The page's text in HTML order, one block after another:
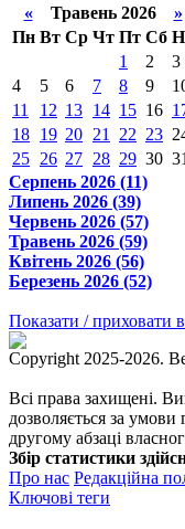
«Травень 2026 »
Пн Вт Ср Чт Пт Сб
1
2
3
4
5 6 7 8 9
11
12 13 14 15 16
18 19 20 21 22 23
25 26 27 28 29 30 31
Серпень 2026 (11)
Липень 2026 (39)
Червень 2026 (57)
Травень 2026 (59)
Квітень 2026 (56)
Березень 2026 (52)
Показати / приховати
Copyright 2025-2026.
Всі права захищені.
дозволяється за
другому абзаці
Збір статистики
Про нас Редакційна
Ключові теги